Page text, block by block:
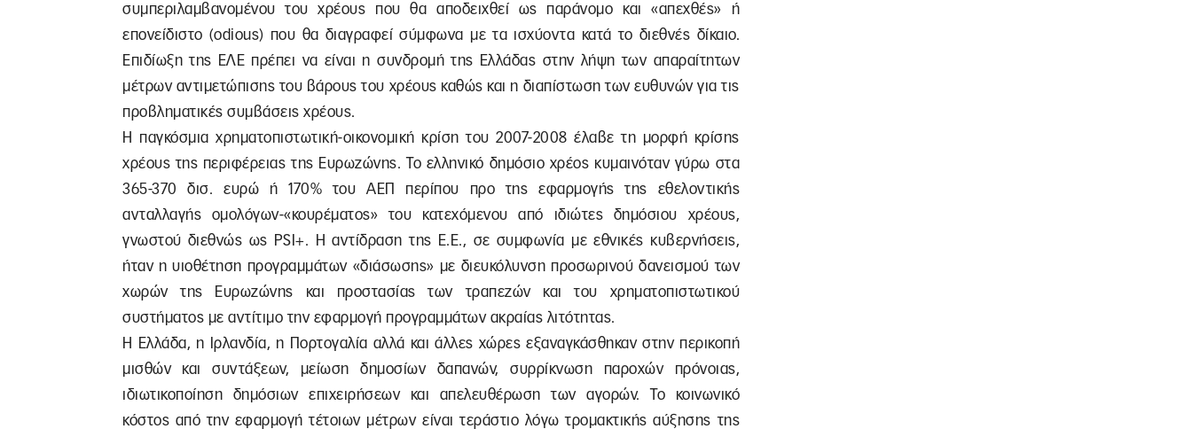
συμπεριλαμβανομένου του χρέους που θα αποδειχθεί ως παράνομο και «απεχθές» ή
επονείδιστο (odious) που θα διαγραφεί σύμφωνα με τα ισχύοντα κατά το διεθνές δίκαιο.
Επιδίωξη της ΕΛΕ πρέπει να είναι η συνδρομή της Ελλάδας στην λήψη των απαραίτητων
μέτρων αντιμετώπισης του βάρους του χρέους καθώς και η διαπίστωση των ευθυνών για τις
προβληματικές συμβάσεις χρέους.
Η παγκόσμια χρηματοπιστωτική-οικονομική κρίση του 2007-2008 έλαβε τη μορφή κρίσης
χρέους της περιφέρειας της Ευρωζώνης. Το ελληνικό δημόσιο χρέος κυμαινόταν γύρω στα
365-370 δισ. ευρώ ή 170% του ΑΕΠ περίπου προ της εφαρμογής της εθελοντικής
ανταλλαγής ομολόγων-«κουρέματος» του κατεχόμενου από ιδιώτες δημόσιου χρέους,
γνωστού διεθνώς ως PSI+. Η αντίδραση της Ε.Ε., σε συμφωνία με εθνικές κυβερνήσεις,
ήταν η υιοθέτηση προγραμμάτων «διάσωσης» με διευκόλυνση προσωρινού δανεισμού των
χωρών της Ευρωζώνης και προστασίας των τραπεζών και του χρηματοπιστωτικού
συστήματος με αντίτιμο την εφαρμογή προγραμμάτων ακραίας λιτότητας.
Η Ελλάδα, η Ιρλανδία, η Πορτογαλία αλλά και άλλες χώρες εξαναγκάσθηκαν στην περικοπή
μισθών και συντάξεων, μείωση δημοσίων δαπανών, συρρίκνωση παροχών πρόνοιας,
ιδιωτικοποίηση δημόσιων επιχειρήσεων και απελευθέρωση των αγορών. Το κοινωνικό
κόστος από την εφαρμογή τέτοιων μέτρων είναι τεράστιο λόγω τρομακτικής αύξησης της